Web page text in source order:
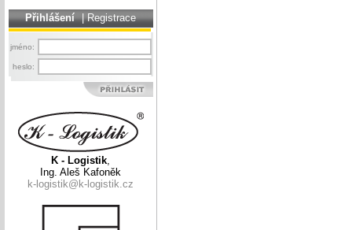
Přihlášení |Registrace
jméno:
heslo:
K - Logistik,
Ing. Aleš Kafoněk
k-logistik@k-logistik.cz